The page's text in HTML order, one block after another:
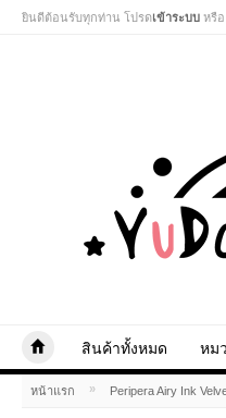
ยินดีต้อนรับทุกท่าน โปรดเข้าระบบ หรือ
สินค้าทั้งหมด หม
หน้าแรก » Peripera Airy Ink